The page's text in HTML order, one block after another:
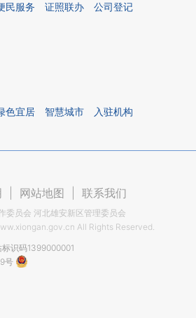
民服务 证照联办
公司登记
色宜居 智慧城市 入驻机构
网站地图 联系我们
委员会 河北雄安新区管理委员会
All Rights Reserved.
标识码1399000001
号